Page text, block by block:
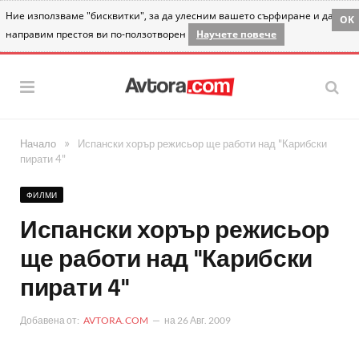
Ние използваме "бисквитки", за да улесним вашето сърфиране и да
направим престоя ви по-ползотворен
Научете повече
OK
Начало »
Испански хорър режисьор ще работи над "Карибски
пирати 4"
ФИЛМИ
Испански хорър режисьор
ще работи над "Карибски
пирати 4"
Добавена от: AVTORA.COM на 26 Авг. 2009